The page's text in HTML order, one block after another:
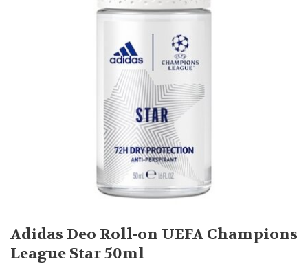
Adidas Deo Roll-on UEFA Champions
League Star 50ml